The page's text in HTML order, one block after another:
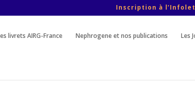
Inscription à
livrets AIRG-France Nephrogene et nos publications Les